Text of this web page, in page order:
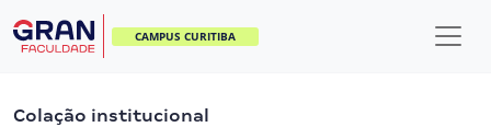
CAMPUS CURITIBA
Colação institucional